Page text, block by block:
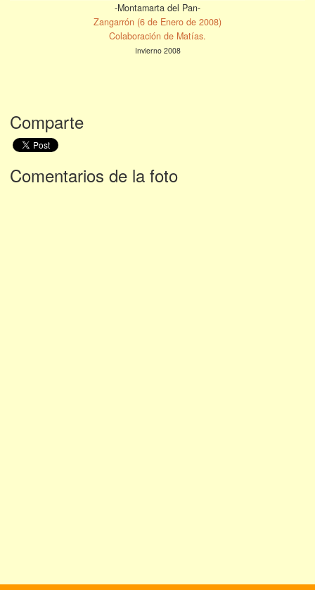
-Montamarta del Pan-
Zangarrón (6 de Enero de 2008)
Colaboración de Matías.
Invierno 2008
Comparte
Comentarios de la foto